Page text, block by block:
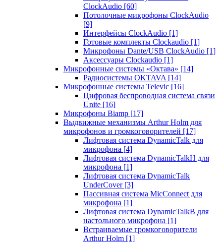
ClockAudio [60]
Потолочные микрофоны ClockAudio
[9]
Интерфейсы ClockAudio [1]
Готовые комплекты Clockaudio [1]
Микрофоны Dante/USB ClockAudio [1]
Аксессуары Clockaudio [1]
Микрофонные системы «Октава» [14]
Радиосистемы OKTAVA [14]
Микрофонные системы Televic [16]
Цифровая беспроводная система связи
Unite [16]
Микрофоны Biamp [17]
Выдвижные механизмы Arthur Holm для
микрофонов и громкоговорителей [17]
Лифтовая система DynamicTalk для
микрофона [4]
Лифтовая система DynamicTalkH для
микрофона [1]
Лифтовая система DynamicTalk
UnderCover [3]
Пассивная система MicConnect для
микрофона [1]
Лифтовая система DynamicTalkB для
настольного микрофона [1]
Встраиваемые громкоговорители
Arthur Holm [1]